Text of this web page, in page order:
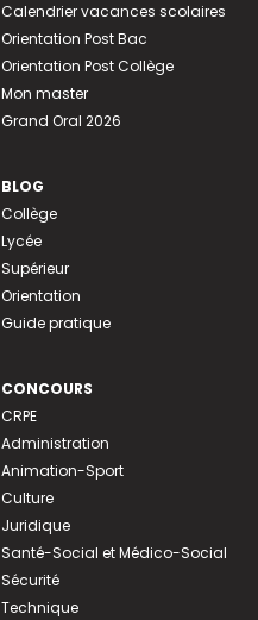
Calendrier vacances scolaires
Orientation Post Bac
Orientation Post Collège
Mon master
Grand Oral 2026
BLOG
Collège
Lycée
Supérieur
Orientation
Guide pratique
CONCOURS
CRPE
Administration
Animation-Sport
Culture
Juridique
Santé-Social et Médico-Social
Sécurité
Technique